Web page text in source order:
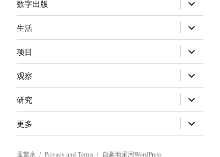
数字出版 开
子
菜
单
生活 展
开
子
菜
单
项目 展
开
子
菜
单
观察 展
开
子
菜
单
研究 展
开
子
菜
单
更多 展
开
子
孟繁永 Privacy and Terms 自豪地采用WordPress